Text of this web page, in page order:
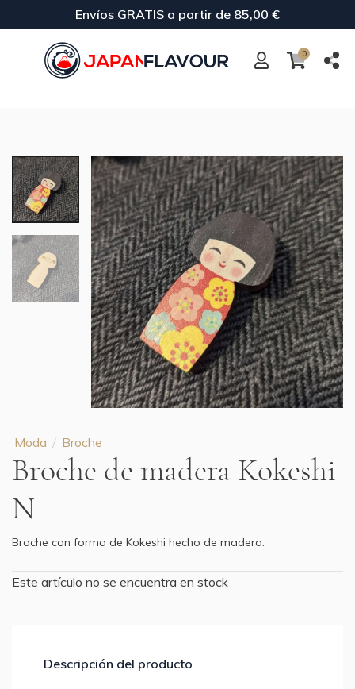
Envíos GRATIS a partir de 85,00 €
0
Moda Broche
Broche de madera Kokeshi
N
Broche con forma de Kokeshi hecho de madera.
Este artículo no se encuentra en stock
Descripción del producto